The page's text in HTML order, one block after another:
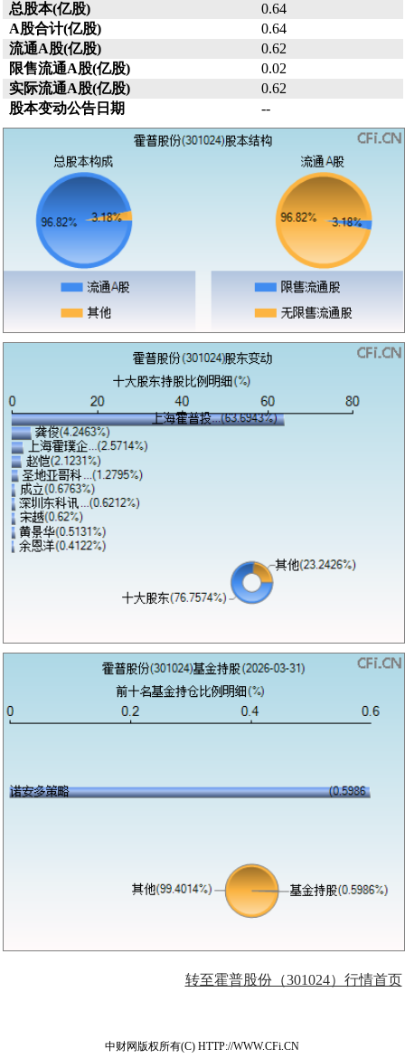
总股本(亿股)
0.64
A股合计(亿股)
0.64
流通A股(亿股)
0.62
限售流通A股(亿股)
0.02
实际流通A股(亿股)
0.62
股本变动公告日期
--
转至霍普股份（301024）行情首页
中财网版权所有(C) HTTP://WWW.CFi.CN